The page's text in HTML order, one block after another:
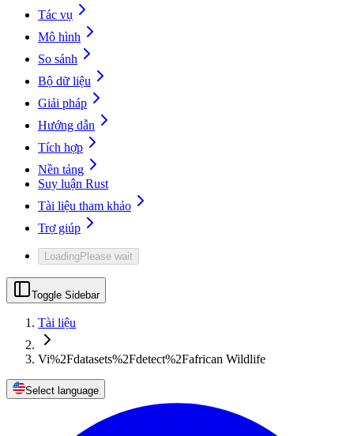
Tác vụ
Mô hình
So sánh
Bộ dữ liệu
Giải pháp
Hướng dẫn
Tích hợp
Nền tảng
Suy luận Rust
Tài liệu tham khảo
Trợ giúp
LoadingPlease wait
Toggle Sidebar
Tài liệu
Vi%2Fdatasets%2Fdetect%2Fafrican Wildlife
Select language